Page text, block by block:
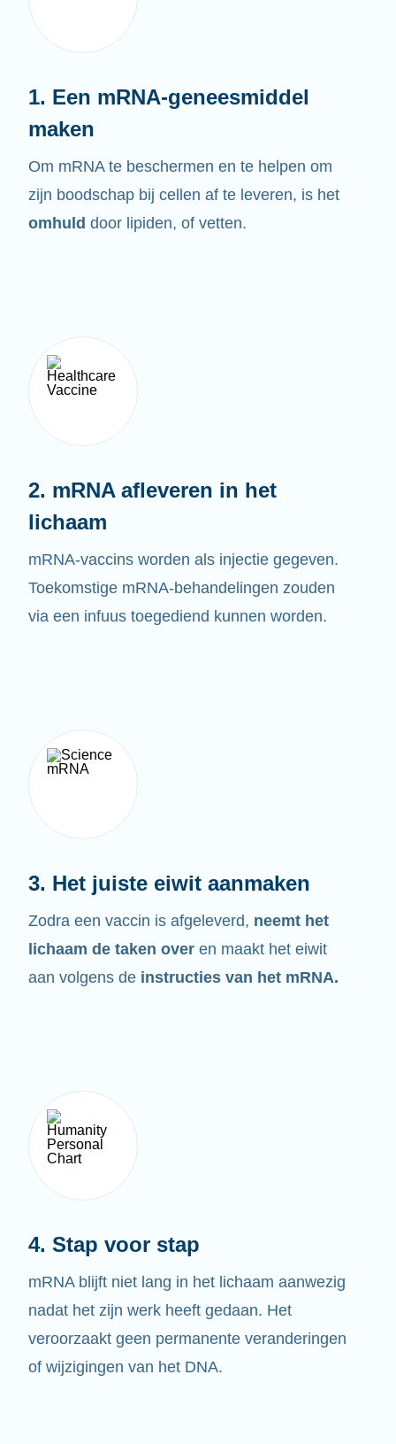
1. Een mRNA-geneesmiddel
maken
Om mRNA te beschermen en te helpen om
zijn boodschap bij cellen af te leveren, is het
omhuld door lipiden, of vetten.
2. mRNA afleveren in het
lichaam
mRNA-vaccins worden als injectie gegeven.
Toekomstige mRNA-behandelingen zouden
via een infuus toegediend kunnen worden.
3. Het juiste eiwit aanmaken
Zodra een vaccin is afgeleverd, neemt het
lichaam de taken over en maakt het eiwit
aan volgens de instructies van het mRNA.
4. Stap voor stap
mRNA blijft niet lang in het lichaam aanwezig
nadat het zijn werk heeft gedaan. Het
veroorzaakt geen permanente veranderingen
of wijzigingen van het DNA.